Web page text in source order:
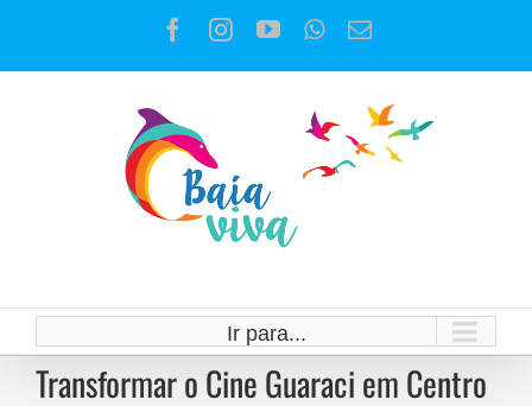
o
Facebook
Instagram
YouTubeWhatsApp
E-
Ir para...
Transformar o Cine Guaraci em Centro